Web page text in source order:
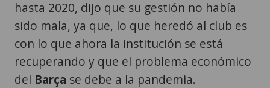
hasta 2020, dijo que su gestión no había
sido mala, ya que, lo que heredó al club es
con lo que ahora la institución se está
recuperando y que el problema económico
del Barça se debe a la pandemia.